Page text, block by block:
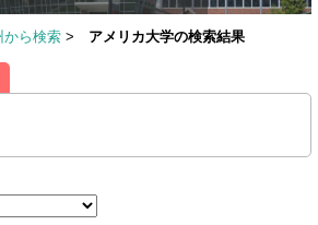
から検索 > アメリカ大学の検索結果